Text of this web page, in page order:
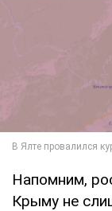
Напомним,
Крыму не